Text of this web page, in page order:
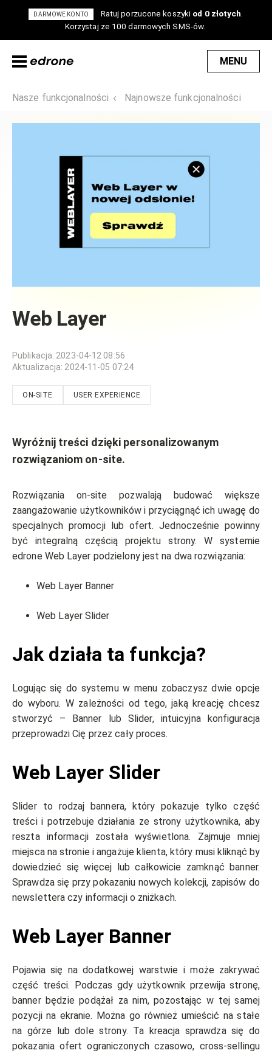
DARMOWE KONTO Ratuj porzucone koszyki od 0 złotych
Korzystaj ze 100 darmowych SMS-ów.
MENU
Nasze funkcjonalności Najnowsze funkcjonalności
Web Layer
Publikacja: 2023-04-12 08:56
Aktualizacja: 2024-11-05 07:24
ON-SITE USER EXPERIENCE
Wyróżnij treści dzięki personalizowanym
rozwiązaniom on-site.
Rozwiązania on-site pozwalają budować większe
zaangażowanie użytkowników i przyciągnąć ich uwagę do
specjalnych promocji lub ofert. Jednocześnie powinny
być integralną częścią projektu strony. W systemie
edrone Web Layer podzielony jest na dwa rozwiązania:
Web Layer Banner
Web Layer Slider
Jak działa ta funkcja?
Logując się do systemu w menu zobaczysz dwie opcje
do wyboru. W zależności od tego, jaką kreację chcesz
stworzyć – Banner lub Slider, intuicyjna konfiguracja
przeprowadzi Cię przez cały proces.
Web Layer Slider
Slider to rodzaj bannera, który pokazuje tylko część
treści i potrzebuje działania ze strony użytkownika, aby
reszta informacji została wyświetlona. Zajmuje mniej
miejsca na stronie i angażuje klienta, który musi kliknąć by
dowiedzieć się więcej lub całkowicie zamknąć banner.
Sprawdza się przy pokazaniu nowych kolekcji, zapisów do
newslettera czy informacji o zniżkach.
Web Layer Banner
Pojawia się na dodatkowej warstwie i może zakrywać
część treści. Podczas gdy użytkownik przewija stronę,
banner będzie podążał za nim, pozostając w tej samej
pozycji na ekranie. Można go również umieścić na stałe
na górze lub dole strony. Ta kreacja sprawdza się do
pokazania ofert ograniczonych czasowo, cross-sellingu